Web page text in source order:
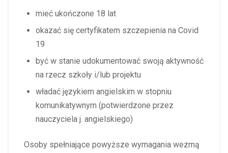
mieć ukończone 18 lat
okazać się certyfikatem szczepienia na Covid
19
być w stanie udokumentować swoją aktywność
na rzecz szkoły i/lub projektu
władać językiem angielskim w stopniu
komunikatywnym (potwierdzone przez
nauczyciela j. angielskiego)
Osoby spełniające powyższe wymagania wezmą